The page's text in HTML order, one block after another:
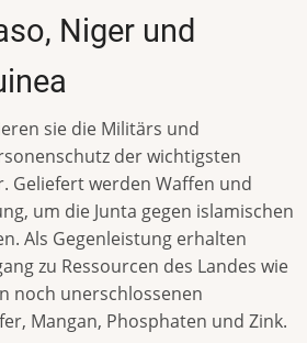
Niger und
sie die Militärs und
der wichtigsten
Geliefert werden Waffen und
um die Junta gegen islamischen
Als Gegenleistung erhalten
zu Ressourcen des Landes wie
noch unerschlossenen
Mangan, Phosphaten und Zink.